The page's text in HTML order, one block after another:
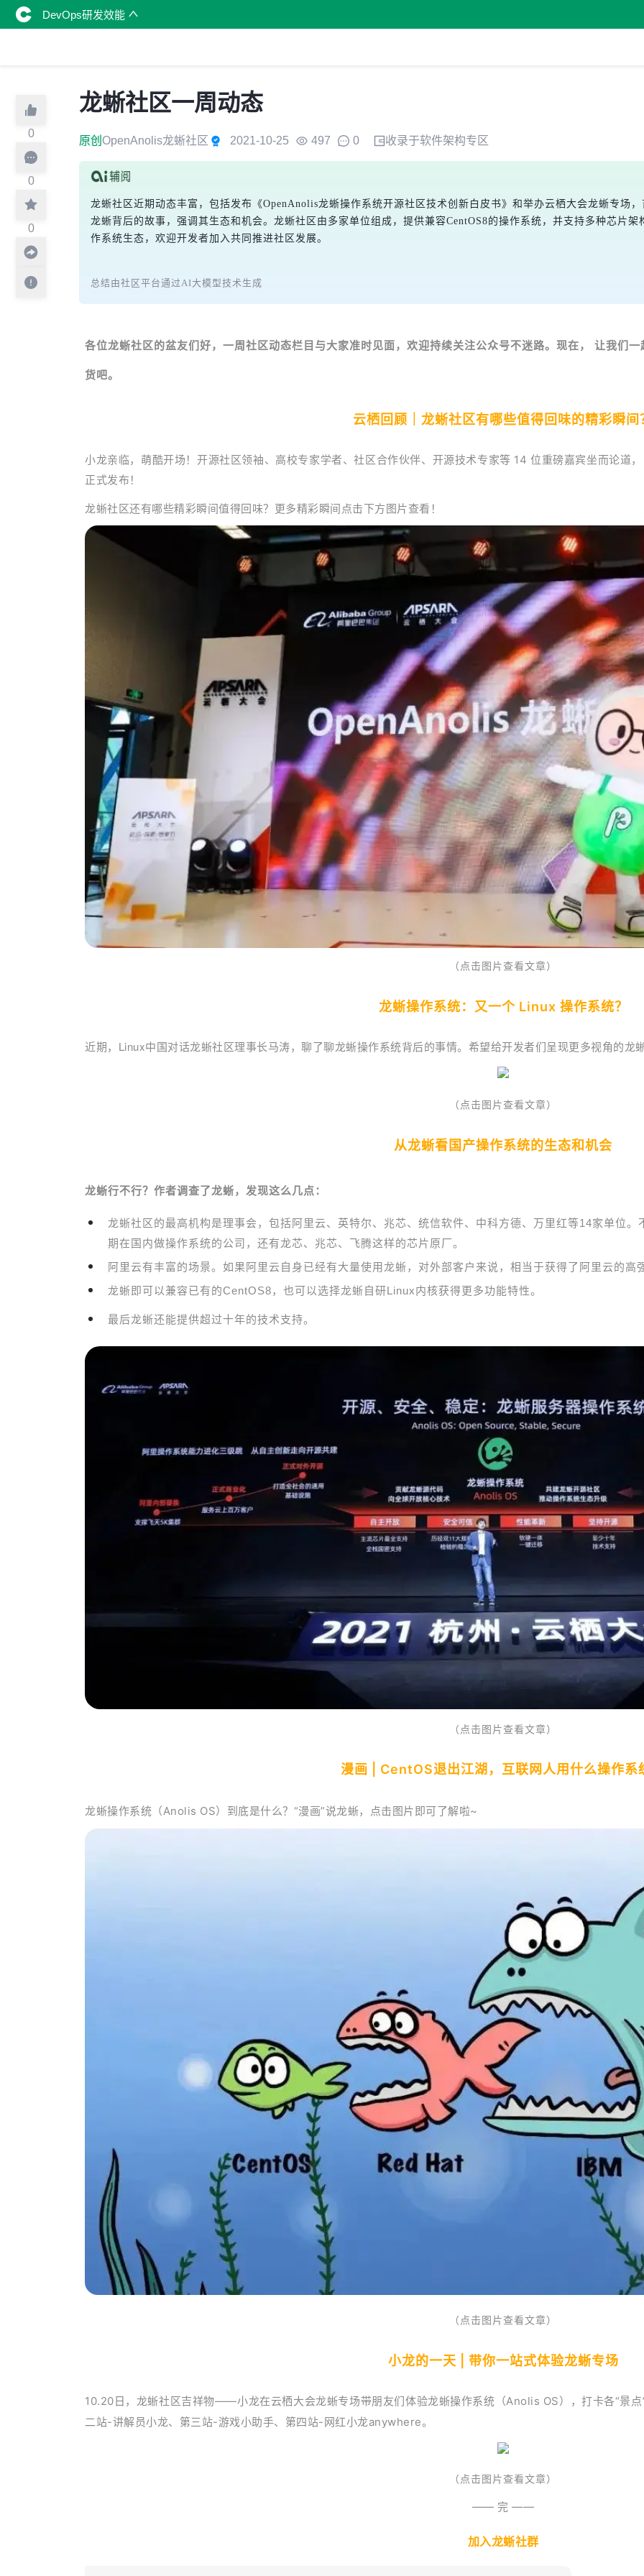
DevOps研发效能
0
0
0
龙蜥社区一周动态
原创 OpenAnolis龙蜥社区 2021-10-25 497 0 收录于软件架构专区
龙蜥社区近期动态丰富，包括发布《OpenAnolis龙蜥操作系统开源社区技术创新白皮书》和举办云栖大会龙蜥专场
龙蜥背后的故事，强调其生态和机会。龙蜥社区由多家单位组成，提供兼容CentOS8的操作系统，并支持多种芯片
作系统生态，欢迎开发者加入共同推进社区发展。
总结由社区平台通过AI大模型技术生成
各位龙蜥社区的盆友们好，一周社区动态栏目与大家准时见面，欢迎持续关注公众号不迷路。现在， 让我们
货吧。
云栖回顾｜龙蜥社区有哪些值得回味的精彩瞬间
小龙亲临，萌酷开场！开源社区领袖、高校专家学者、社区合作伙伴、开源技术专家等 14 位重磅嘉宾坐而论道
正式发布！
龙蜥社区还有哪些精彩瞬间值得回味？ 更多精彩瞬间点击下方图片查看！
（点击图片查看文章）
龙蜥操作系统：又一个 Linux 操作系统？
近期，Linux中国对话龙蜥社区理事长马涛，聊了聊龙蜥操作系统背后的事情。希望给开发者们呈现更多视角的龙
（点击图片查看文章）
从龙蜥看国产操作系统的生态和机会
龙蜥行不行？ 作者调查了龙蜥，发现这么几点：
龙蜥社区的最高机构是理事会，包括阿里云、英特尔、兆芯、统信软件、中科方德、万里红等14家单位
期在国内做操作系统的公司，还有龙芯、兆芯、飞腾这样的芯片原厂。
阿里云有丰富的场景。如果阿里云自身已经有大量使用龙蜥，对外部客户来说，相当于获得了阿里云的高
龙蜥即可以兼容已有的CentOS8，也可以选择龙蜥自研Linux内核获得更多功能特性。
最后龙蜥还能提供超过十年的技术支持。
（点击图片查看文章）
漫画 | CentOS退出江湖，互联网人用什么操作系
龙蜥操作系统（Anolis OS）到底是什么？“漫画”说龙蜥，点击图片即可了解啦~
（ 点击图片查看文章）
小龙的一天 | 带你一站式体验龙蜥专场
10.20日，龙蜥社区吉祥物——小龙在云栖大会龙蜥专场带朋友们体验龙蜥操作系统（Anolis OS），打卡各“景
二站-讲解员小龙、 第三站-游戏小助手、 第四站-网红小龙anywhere。
（点击图片查看文章）
—— 完 ——
加入龙蜥社群